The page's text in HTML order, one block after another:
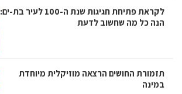
לקראת פתיחת חגיגות שנת ה-100 לעיר בת-ים:
הנה כל מה שחשוב לדעת
תזמורת החושים הרצאה מוזיקלית מיוחדת
במינה